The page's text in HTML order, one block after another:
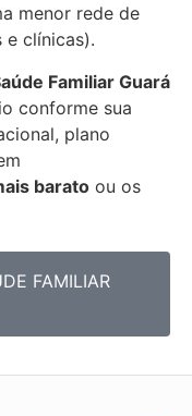
menor rede de
e clínicas).
Familiar Guará
conforme sua
plano
barato ou os
FAMILIAR